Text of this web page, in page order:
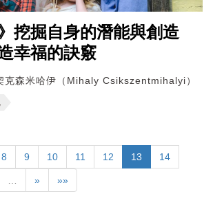
挖掘自身的潛能與創造
幸福的訣竅
克森米哈伊（Mihaly Csikszentmihalyi）
8 9 10 11 12 13 14
» »»